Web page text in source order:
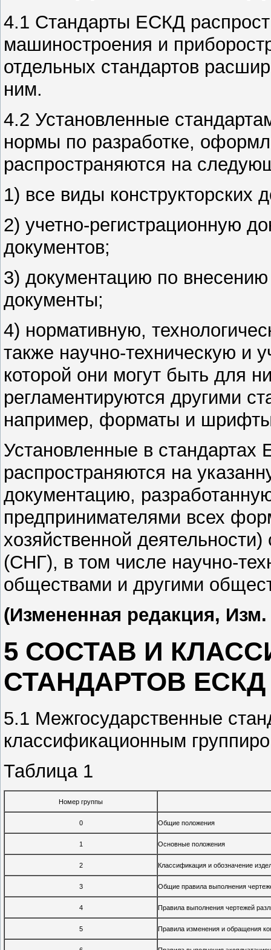
4.1 Стандарты ЕСКД
машиностроения и
отдельных стандартов
ним.
4.2 Установленные
нормы по разработке,
распространяются на
1) все виды конструкторских
2) учетно-регистрационную
документов;
3) документацию по внесению
документы;
4) нормативную,
также научно-техническую и
которой они могут быть для
регламентируются другими
например, форматы и шрифты
Установленные в
распространяются на
документацию,
предпринимателями всех
хозяйственной
(СНГ), в том числе научно-
обществами и другими
(Измененная редакция,
5 СОСТАВ И
СТАНДАРТОВ ЕСКД
5.1 Межгосударственные
классификационным
Таблица 1
Номер группы
0 Общие положения
1 Основные положения
2 Классификация и обозначение
3 Общие правила выполнения
4 Правила выполнения чертежей
5 Правила изменения и обращения